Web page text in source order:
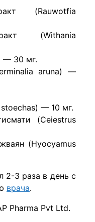
(Rauwotfia
(Withania
— 30 мг.
aruna) —
— 10 мг.
(Ceiestrus
(Hyocyamus
2-3 раза в день с
врача.
Pharma Pvt Ltd.